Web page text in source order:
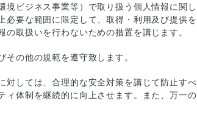
境ビジネス事業等）で取り扱う個人情報に関し
要な範囲に限定して、取得・利用及び提供を
取扱いを行わないための措置を講じます。
の他の規範を遵守致します。
対しては、合理的な安全対策を講じて防止すべ
ィ体制を継続的に向上させます。また、万一の